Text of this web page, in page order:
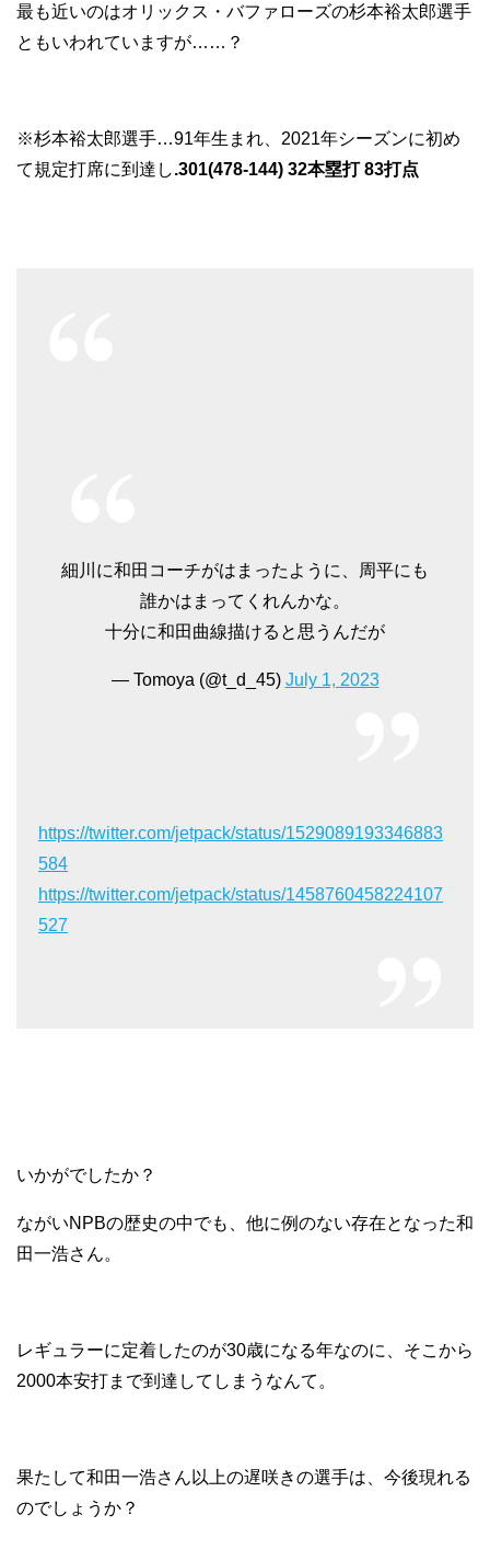
最も近いのはオリックス・バファローズの杉本裕太郎選手
ともいわれていますが……？
※杉本裕太郎選手…91年生まれ、2021年シーズンに初め
て規定打席に到達し.301(478-144) 32本塁打 83打点
細川に和田コーチがはまったように、周平にも
誰かはまってくれんかな。
十分に和田曲線描けると思うんだが
— Tomoya (@t_d_45) July 1, 2023
https://twitter.com/jetpack/status/1529089193346883
584
https://twitter.com/jetpack/status/1458760458224107
527
いかがでしたか？
ながいNPBの歴史の中でも、他に例のない存在となった和
田一浩さん。
レギュラーに定着したのが30歳になる年なのに、そこから
2000本安打まで到達してしまうなんて。
果たして和田一浩さん以上の遅咲きの選手は、今後現れる
のでしょうか？